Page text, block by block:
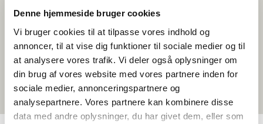
Denne hjemmeside bruger cookies
Vi bruger cookies til at tilpasse vores indhold og
annoncer, til at vise dig funktioner til sociale medier og til
at analysere vores trafik. Vi deler også oplysninger om
din brug af vores website med vores partnere inden for
sociale medier, annonceringspartnere og
analysepartnere. Vores partnere kan kombinere disse
data med andre oplysninger, du har givet dem, eller som